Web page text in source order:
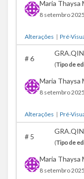
Maria Thaysa
8 setembro
Alterações | Pré-
#6
(Tipo de
Maria Thaysa
8 setembro
Alterações | Pré-
#5
(Tipo de
Maria Thaysa
8 setembro